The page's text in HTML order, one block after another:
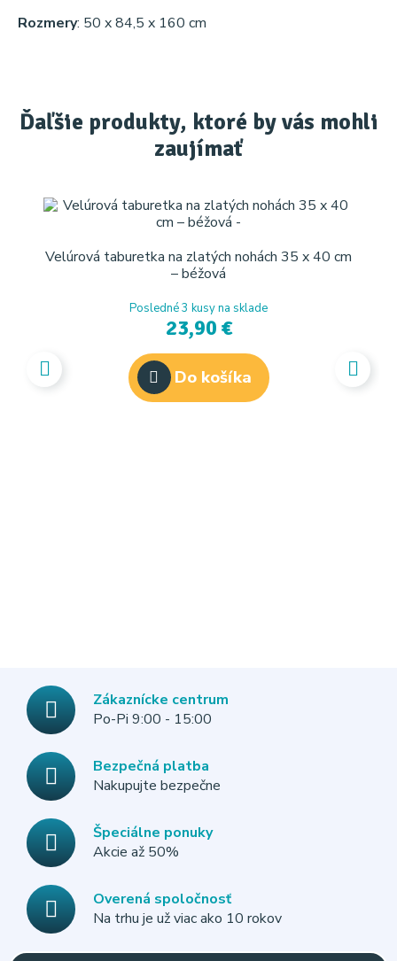
Rozmery: 50 x 84,5 x 160 cm
Ďaľšie produkty, ktoré by vás mohli
zaujímať
Velúrová taburetka na zlatých nohách 35 x 40 cm
– béžová
Posledné 3 kusy na sklade
23,90 €
Do košíka
Zákaznícke centrum
Po-Pi 9:00 - 15:00
Bezpečná platba
Nakupujte bezpečne
Špeciálne ponuky
Akcie až 50%
Overená spoločnosť
Na trhu je už viac ako 10 rokov